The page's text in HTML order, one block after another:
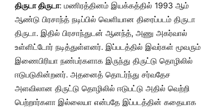
திருடா திருடா: மணிரத்தினம் இயக்கத்தில் 1993 ஆம்
ஆண்டு பிரசாந்த் நடிப்பில் வெளியான திரைப்படம் திருடா
திருடா. இதில் பிரசாந்துடன் ஆனந்த், அணு அகர்வால்
உள்ளிட்டோர் நடித்துள்ளனர். இப்படத்தில் இவர்கள் மூவரும்
இணைபிரியா நண்பர்களாக இருந்து திருட்டு தொழிலில்
ஈடுபடுகின்றனர். அதனைத் தொடர்ந்து சர்வதேச
அளவிலான திருட்டு தொழிலில் ஈடுபட்டு அதில் வெற்றி
பெற்றார்களா இல்லையா என்பதே இப்படத்தின் கதையாக